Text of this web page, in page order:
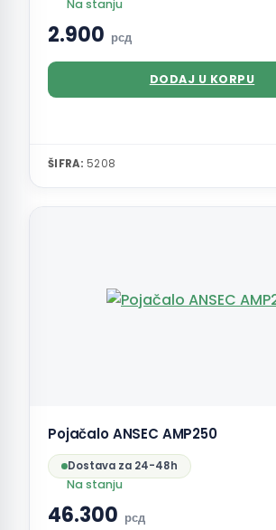
Na stanju
2.900 рсд
DODAJ U KORPU
ŠIFRA: 5208
Pojačalo ANSEC AMP250
Dostava za 24-48h
Na stanju
46.300 рсд